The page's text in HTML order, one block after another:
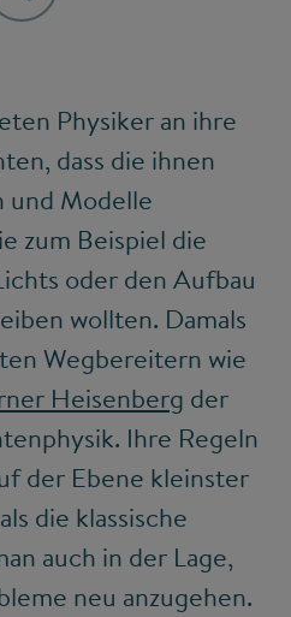
Physiker an ihre
dass die ihnen
und Modelle
zum Beispiel die
oder den Aufbau
wollten. Damals
Wegbereitern wie
Heisenberg der
Ihre Regeln
der Ebene kleinster
die klassische
auch in der Lage,
neu anzugehen.